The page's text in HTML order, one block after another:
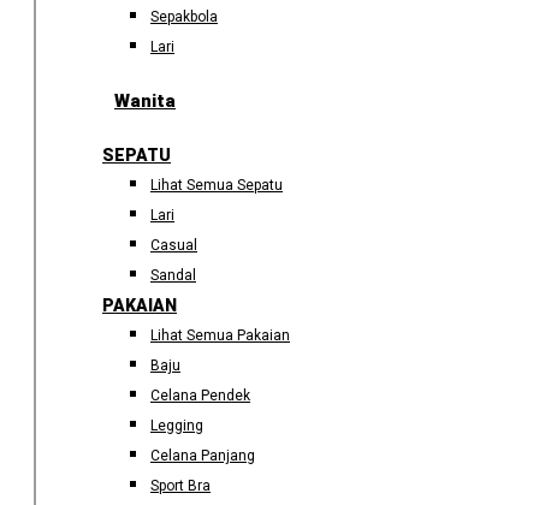
Sepakbola
Lari
Wanita
SEPATU
Lihat Semua Sepatu
Lari
Casual
Sandal
PAKAIAN
Lihat Semua Pakaian
Baju
Celana Pendek
Legging
Celana Panjang
Sport Bra